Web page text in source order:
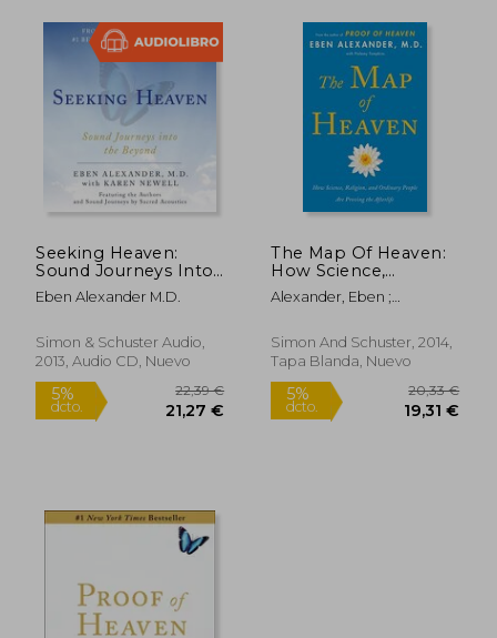
21,24 € 5%
dcto.
dcto. 15,43 €
Seeking Heaven:
Sound Journeys Into
The Beyond (en
Inglés)
Eben Alexander M.d.
Simon & Schuster Audio,
2013, Audio CD, Nuevo
The Map Of Heaven:
How Science,
Religion, And
Ordinary People Are
(en Inglés)
Alexander, Eben ;
Simon And Schuster, 2014,
Tapa Blanda, Nuevo